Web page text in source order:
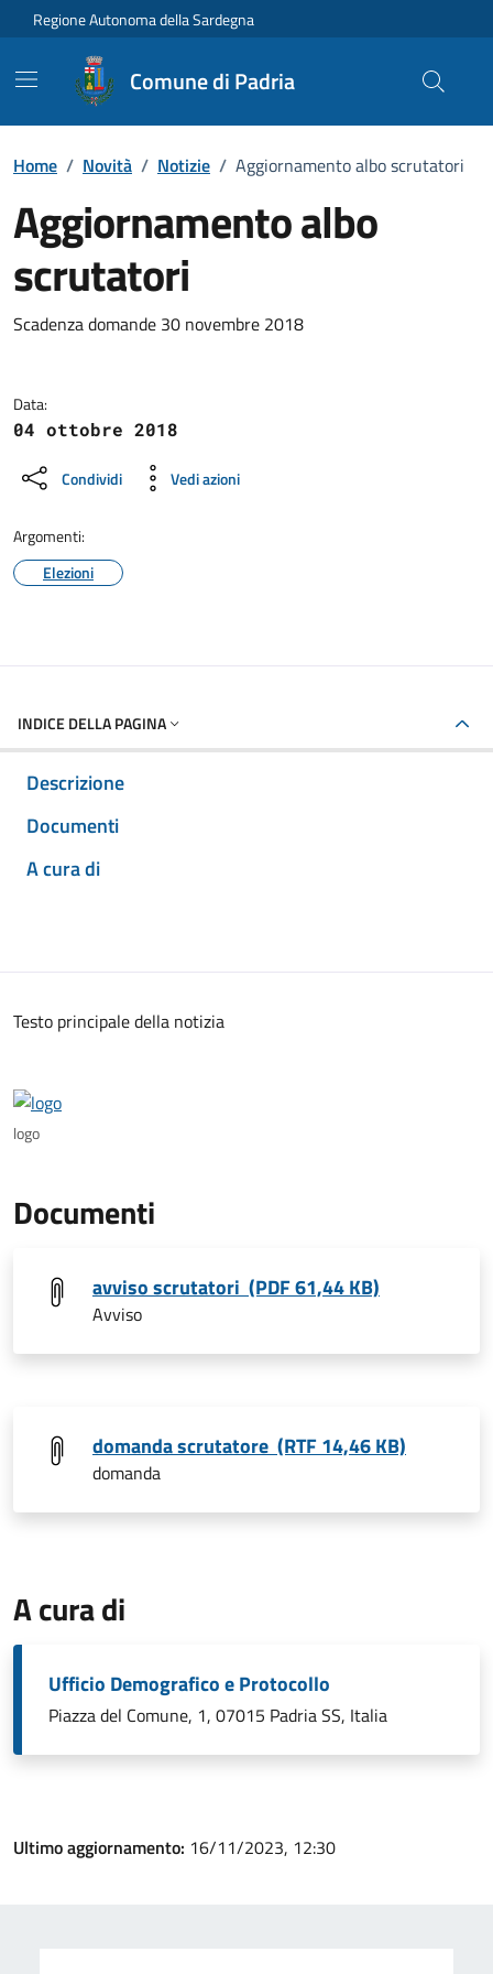
Vai ai contenuti
Vai al Footer
Regione Autonoma della Sardegna
Comune di Padria
Home / Novità / Notizie / Aggiornamento albo scrutatori
Aggiornamento albo
scrutatori
Dettagli della notizia
Scadenza domande 30 novembre 2018
Data:
04 ottobre 2018
Condividi Vedi azioni
Argomenti:
Elezioni
INDICE DELLA PAGINA
Descrizione
Documenti
A cura di
Testo principale della notizia
logo
Documenti
avviso scrutatori (PDF 61,44 KB)
Avviso
domanda scrutatore (RTF 14,46 KB)
domanda
A cura di
Ufficio Demografico e Protocollo
Piazza del Comune, 1, 07015 Padria SS, Italia
Ultimo aggiornamento: 16/11/2023, 12:30